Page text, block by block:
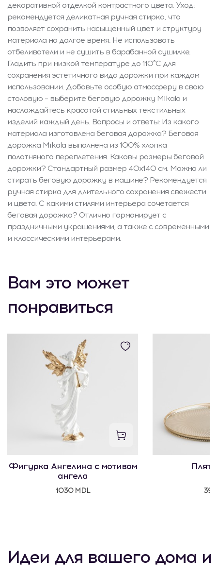
декоративной отделкой контрастного цвета. Уход:
рекомендуется деликатная ручная стирка, что
позволяет сохранить насыщенный цвет и структуру
материала на долгое время. Не использовать
отбеливатели и не сушить в барабанной сушилке.
Гладить при низкой температуре до 110°C для
сохранения эстетичного вида дорожки при каждом
использовании. Добавьте особую атмосферу в свою
столовую – выберите беговую дорожку Mikala и
наслаждайтесь красотой стильных текстильных
изделий каждый день. Вопросы и ответы: Из какого
материала изготовлена беговая дорожка? Беговая
дорожка Mikala выполнена из 100% хлопка
полотняного переплетения. Каковы размеры беговой
дорожки? Стандартный размер 40x140 см. Можно ли
стирать беговую дорожку в машине? Рекомендуется
ручная стирка для длительного сохранения свежести
и цвета. С какими стилями интерьера сочетается
беговая дорожка? Отлично гармонирует с
праздничными украшениями, а также с современными
и классическими интерьерами.
Вам это может
понравиться
Фигурка Ангелина с мотивом
ангела
1030 MDL
Идеи для вашего дома и